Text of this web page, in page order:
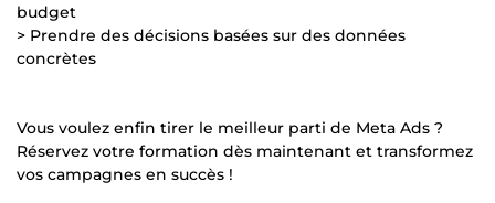
budget
> Prendre des décisions basées sur des données
concrètes
Vous voulez enfin tirer le meilleur parti de Meta Ads ?
Réservez votre formation dès maintenant et transformez
vos campagnes en succès !